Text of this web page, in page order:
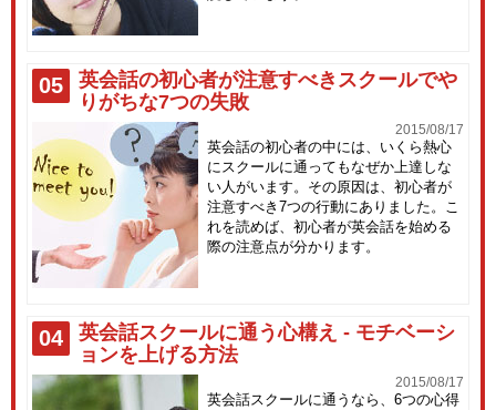
05
英会話の初心者が注意すべきスクールでや
りがちな7つの失敗
2015/08/17
英会話の初心者の中には、いくら熱心
にスクールに通ってもなぜか上達しな
い人がいます。その原因は、初心者が
注意すべき7つの行動にありました。こ
れを読めば、初心者が英会話を始める
際の注意点が分かります。
04
英会話スクールに通う心構え - モチベーシ
ョンを上げる方法
2015/08/17
英会話スクールに通うなら、6つの心得